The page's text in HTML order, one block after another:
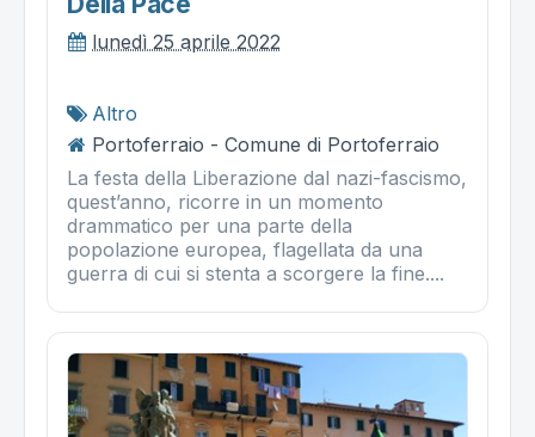
lunedì 25 aprile 2022
Altro
Portoferraio - Comune di Portoferraio
La festa della Liberazione dal nazi-fascismo,
quest’anno, ricorre in un momento
drammatico per una parte della
popolazione europea, flagellata da una
guerra di cui si stenta a scorgere la fine....